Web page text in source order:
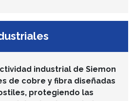
industrial de Siemon
de cobre y fibra diseñadas
protegiendo las